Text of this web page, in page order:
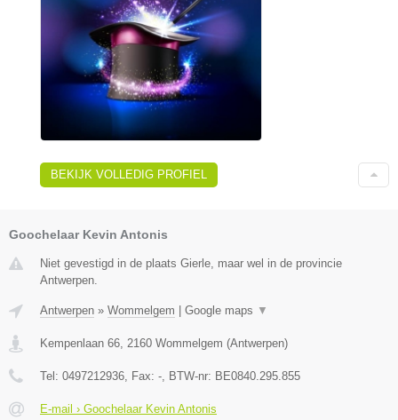
BEKIJK VOLLEDIG PROFIEL
Goochelaar Kevin Antonis
Niet gevestigd in de plaats Gierle, maar wel in de provincie
Antwerpen.
Antwerpen » Wommelgem Google maps ▼
Kempenlaan 66 2160 Wommelgem (Antwerpen)
Tel: 0497212936 , Fax: - , BTW-nr: BE0840.295.855
E-mail › Goochelaar Kevin Antonis